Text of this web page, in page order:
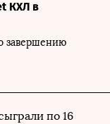
КХЛ в
завершению
по 16